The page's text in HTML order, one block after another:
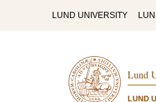
LUND UNIVERSITY
Lund
LUND